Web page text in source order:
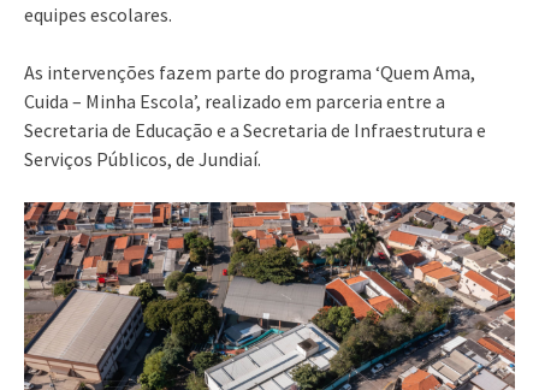
equipes escolares.
As intervenções fazem parte do programa ‘Quem Ama,
Cuida – Minha Escola’, realizado em parceria entre a
Secretaria de Educação e a Secretaria de Infraestrutura e
Serviços Públicos, de Jundiaí.